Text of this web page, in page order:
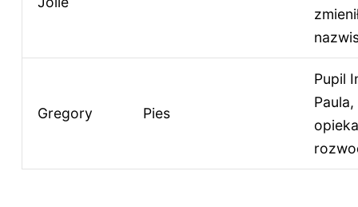
Gregory Pies
Pupil